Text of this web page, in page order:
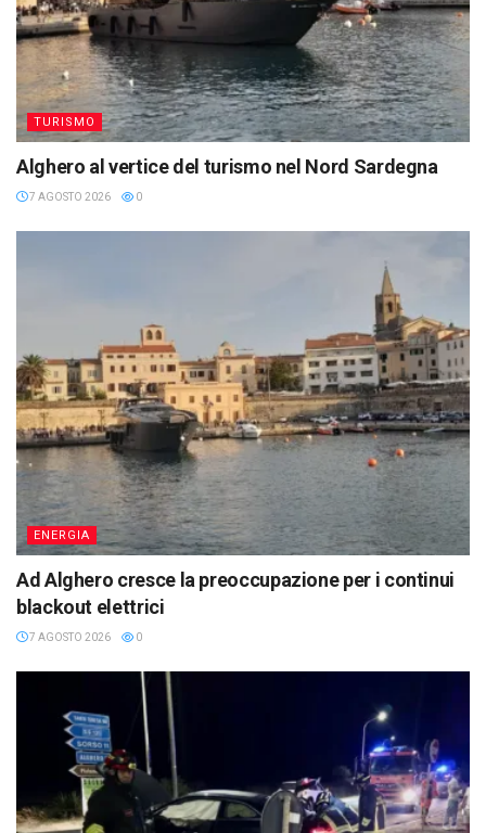
TURISMO
Alghero al vertice del turismo nel Nord Sardegna
7 AGOSTO 2026 0
ENERGIA
Ad Alghero cresce la preoccupazione per i continui
blackout elettrici
7 AGOSTO 2026 0